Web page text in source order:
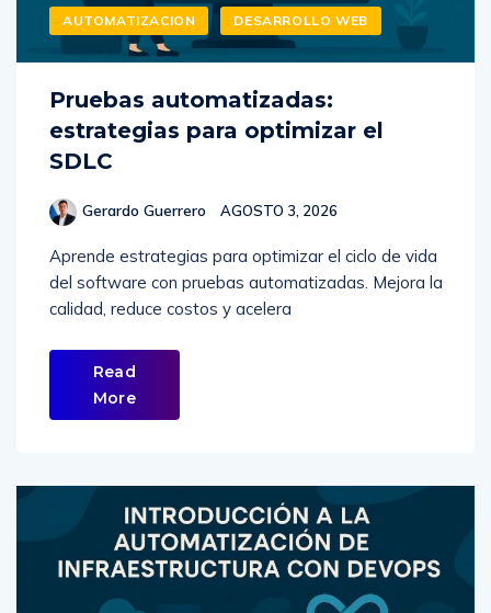
AUTOMATIZACION DESARROLLO WEB
Pruebas automatizadas:
estrategias para optimizar el
SDLC
Gerardo Guerrero AGOSTO 3, 2026
Aprende estrategias para optimizar el ciclo de vida
del software con pruebas automatizadas. Mejora la
calidad, reduce costos y acelera
Read
More